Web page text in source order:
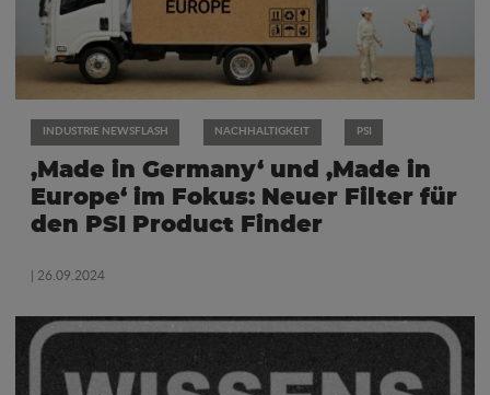
INDUSTRIE NEWSFLASH NACHHALTIGKEIT PSI
‚Made in Germany‘ und ‚Made in
Europe‘ im Fokus: Neuer Filter für
den PSI Product Finder
| 26.09.2024